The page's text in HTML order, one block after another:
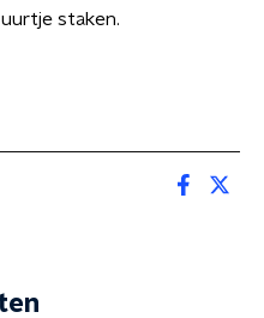
staken.